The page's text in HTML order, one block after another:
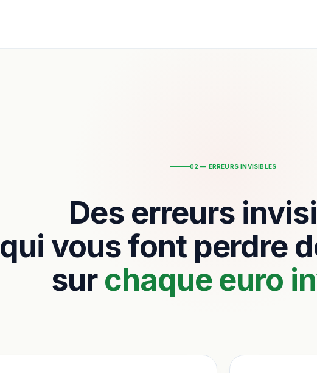
02 — ERREURS INVISIBLES
Des erreurs
qui vous font perdre
surchaque euro